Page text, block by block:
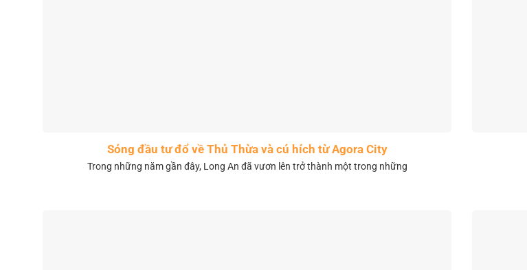
Sóng đầu tư đổ về Thủ Thừa và cú hích từ Agora City
Trong những năm gần đây, Long An đã vươn lên trở thành một trong những